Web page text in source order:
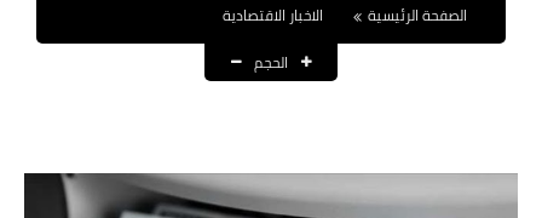
نتائج التعيينات
العقود والاجور اليومية
الرواتب
الصفحة الرئيسية
الاخبار الاقتصادية
الحجم